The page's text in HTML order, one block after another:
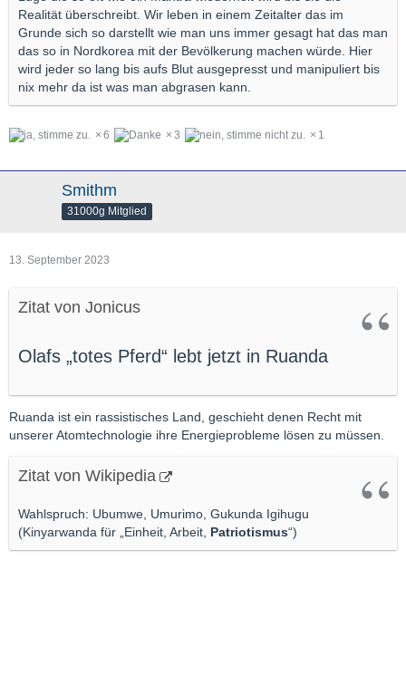
Realität überschreibt. Wir leben in einem Zeitalter das im
Grunde sich so darstellt wie man uns immer gesagt hat das man
das so in Nordkorea mit der Bevölkerung machen würde. Hier
wird jeder so lang bis aufs Blut ausgepresst und manipuliert bis
nix mehr da ist was man abgrasen kann.
6 3 1
Smithm
31000g Mitglied
13. September 2023
Zitat von Jonicus
Olafs „totes Pferd“ lebt jetzt in Ruanda
Ruanda ist ein rassistisches Land, geschieht denen Recht mit
unserer Atomtechnologie ihre Energieprobleme lösen zu müssen.
Zitat von Wikipedia
Wahlspruch: Ubumwe, Umurimo, Gukunda Igihugu
(Kinyarwanda für „Einheit, Arbeit, Patriotismus“)